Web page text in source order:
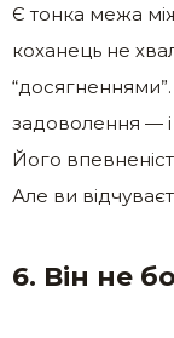
Є тонка межа
коханець не
задоволення — і
Його
Але ви
6. Він не